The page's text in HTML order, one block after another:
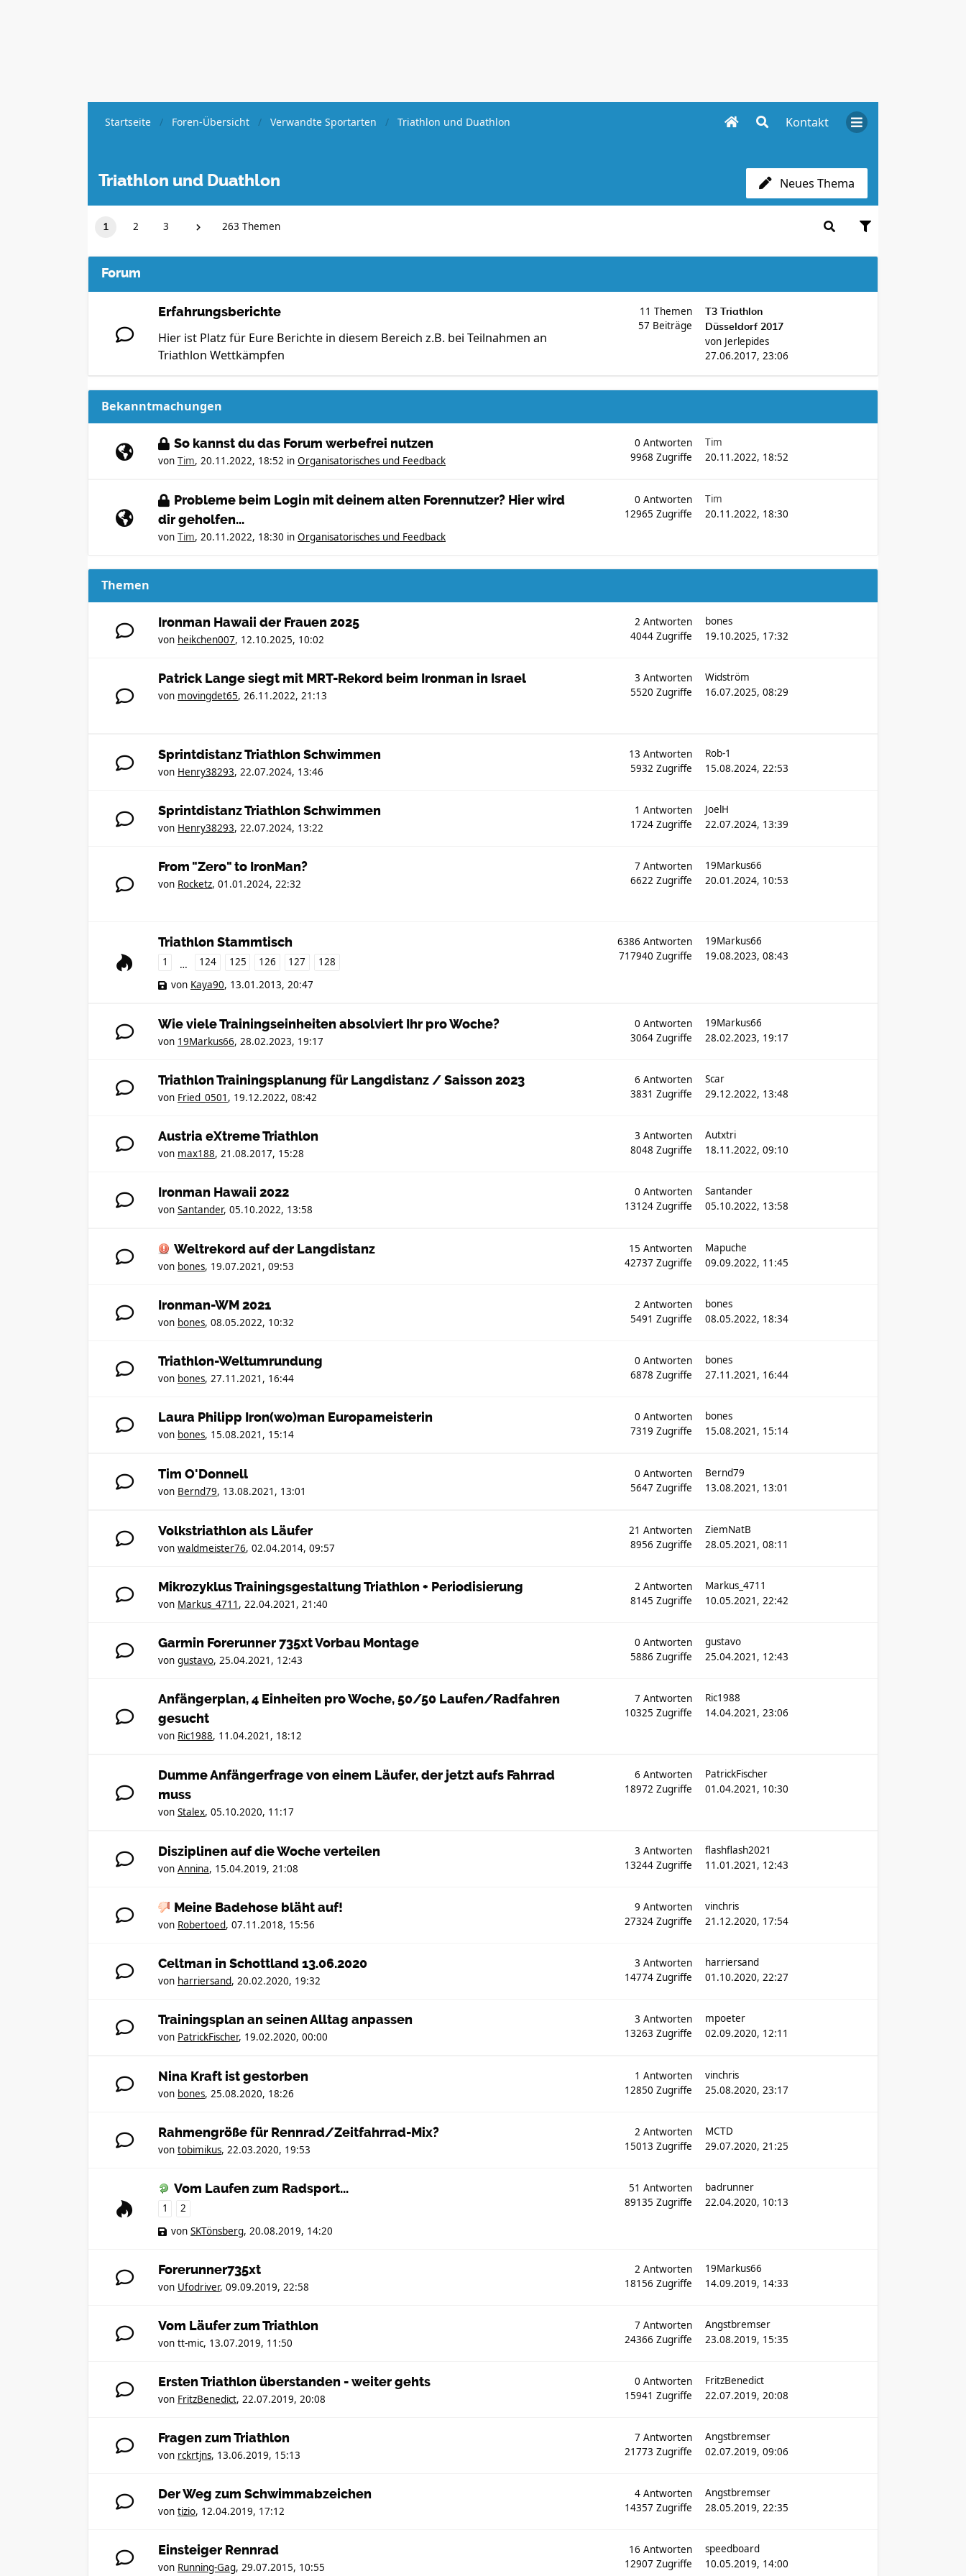
Kontakt
Startseite Foren-Übersicht Verwandte Sportarten Triathlon und Duathlon
Triathlon und Duathlon Neues Thema
1 2 3 263 Themen
Forum
Erfahrungsberichte
Hier ist Platz für Eure Berichte in diesem Bereich z.B. bei Teilnahmen an
Triathlon Wettkämpfen
11Themen
57 Beiträge
T3 Triathlon
Düsseldorf 2017
von Jerlepides
27.06.2017, 23:06
Bekanntmachungen
So kannst du das Forum werbefrei nutzen
von Tim, 20.11.2022, 18:52 in Organisatorisches und Feedback
0Antworten
9968Zugriffe
Tim
20.11.2022, 18:52
Probleme beim Login mit deinem alten Forennutzer? Hier wird
dir geholfen...
von Tim, 20.11.2022, 18:30 in Organisatorisches und Feedback
0Antworten
12965Zugriffe
Tim
20.11.2022, 18:30
Themen
Ironman Hawaii der Frauen 2025
von heikchen007, 12.10.2025, 10:02
2Antworten
4044Zugriffe
bones
19.10.2025, 17:32
Patrick Lange siegt mit MRT-Rekord beim Ironman in Israel
von movingdet65, 26.11.2022, 21:13
3Antworten
5520Zugriffe
Widström
16.07.2025, 08:29
Sprintdistanz Triathlon Schwimmen
von Henry38293, 22.07.2024, 13:46
13Antworten
5932Zugriffe
Rob-1
15.08.2024, 22:53
Sprintdistanz Triathlon Schwimmen
von Henry38293, 22.07.2024, 13:22
1Antworten
1724Zugriffe
JoelH
22.07.2024, 13:39
From "Zero" to IronMan?
von Rocketz, 01.01.2024, 22:32
7Antworten
6622Zugriffe
19Markus66
20.01.2024, 10:53
Triathlon Stammtisch
1 … 124 125 126 127
128
von Kaya90, 13.01.2013, 20:47
6386Antworten
717940Zugriffe
19Markus66
19.08.2023, 08:43
Wie viele Trainingseinheiten absolviert Ihr pro Woche?
von 19Markus66, 28.02.2023, 19:17
0Antworten
3064Zugriffe
19Markus66
28.02.2023, 19:17
Triathlon Trainingsplanung für Langdistanz / Saisson 2023
von Fried_0501 , 19.12.2022, 08:42
6Antworten
3831Zugriffe
Scar
29.12.2022, 13:48
Austria eXtreme Triathlon
von max188, 21.08.2017, 15:28
3Antworten
8048Zugriffe
Autxtri
18.11.2022, 09:10
Ironman Hawaii 2022
von Santander, 05.10.2022, 13:58
0Antworten
13124Zugriffe
Santander
05.10.2022, 13:58
Weltrekord auf der Langdistanz
von bones, 19.07.2021, 09:53
15Antworten
42737Zugriffe
Mapuche
09.09.2022, 11:45
Ironman-WM 2021
von bones, 08.05.2022, 10:32
2Antworten
5491Zugriffe
bones
08.05.2022, 18:34
Triathlon-Weltumrundung
von bones, 27.11.2021, 16:44
0Antworten
6878Zugriffe
bones
27.11.2021, 16:44
Laura Philipp Iron(wo)man Europameisterin
von bones, 15.08.2021, 15:14
0Antworten
7319Zugriffe
bones
15.08.2021, 15:14
Tim O'Donnell
von Bernd79, 13.08.2021, 13:01
0Antworten
5647Zugriffe
Bernd79
13.08.2021, 13:01
Volkstriathlon als Läufer
von waldmeister76, 02.04.2014, 09:57
21Antworten
8956Zugriffe
ZiemNatB
28.05.2021, 08:11
Mikrozyklus Trainingsgestaltung Triathlon + Periodisierung
von Markus_4711 , 22.04.2021, 21:40
2Antworten
8145Zugriffe
Markus_4711
10.05.2021, 22:42
Garmin Forerunner 735xt Vorbau Montage
von gustavo, 25.04.2021, 12:43
0Antworten
5886Zugriffe
gustavo
25.04.2021, 12:43
Anfängerplan, 4 Einheiten pro Woche, 50/50 Laufen/Radfahren
gesucht
von Ric1988, 11.04.2021, 18:12
7Antworten
10325Zugriffe
Ric1988
14.04.2021, 23:06
Dumme Anfängerfrage von einem Läufer, der jetzt aufs Fahrrad
muss
von Stalex, 05.10.2020, 11:17
6Antworten
18972Zugriffe
PatrickFischer
01.04.2021, 10:30
Disziplinen auf die Woche verteilen
von Annina, 15.04.2019, 21:08
3Antworten
13244Zugriffe
flashflash2021
11.01.2021, 12:43
Meine Badehose bläht auf!
von Robertoed, 07.11.2018, 15:56
9Antworten
27324Zugriffe
vinchris
21.12.2020, 17:54
Celtman in Schottland 13.06.2020
von harriersand, 20.02.2020, 19:32
3Antworten
14774Zugriffe
harriersand
01.10.2020, 22:27
Trainingsplan an seinen Alltag anpassen
von PatrickFischer, 19.02.2020, 00:00
3Antworten
13263Zugriffe
mpoeter
02.09.2020, 12:11
Nina Kraft ist gestorben
von bones, 25.08.2020, 18:26
1Antworten
12850Zugriffe
vinchris
25.08.2020, 23:17
Rahmengröße für Rennrad/Zeitfahrrad-Mix?
von tobimikus, 22.03.2020, 19:53
2Antworten
15013Zugriffe
MCTD
29.07.2020, 21:25
Vom Laufen zum Radsport...
1
2
von SKTönsberg, 20.08.2019, 14:20
51Antworten
89135Zugriffe
badrunner
22.04.2020, 10:13
Forerunner735xt
von Ufodriver, 09.09.2019, 22:58
2Antworten
18156Zugriffe
19Markus66
14.09.2019, 14:33
Vom Läufer zum Triathlon
von tt-mic, 13.07.2019, 11:50
7Antworten
24366Zugriffe
Angstbremser
23.08.2019, 15:35
Ersten Triathlon überstanden - weiter gehts
von FritzBenedict, 22.07.2019, 20:08
0Antworten
15941Zugriffe
FritzBenedict
22.07.2019, 20:08
Fragen zum Triathlon
von rckrtjns, 13.06.2019, 15:13
7Antworten
21773Zugriffe
Angstbremser
02.07.2019, 09:06
Der Weg zum Schwimmabzeichen
von tizio, 12.04.2019, 17:12
4Antworten
14357Zugriffe
Angstbremser
28.05.2019, 22:35
Einsteiger Rennrad
von Running-Gag, 29.07.2015, 10:55
16Antworten
12907Zugriffe
speedboard
10.05.2019, 14:00